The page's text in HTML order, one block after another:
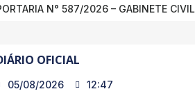
N° 587/2026 – GABINETE CIVIL
OFICIAL
05/08/2026
12:47